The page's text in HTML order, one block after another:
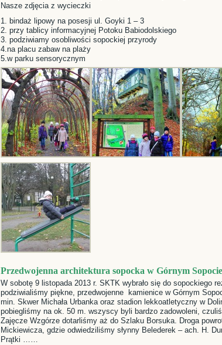
Nasze zdjęcia z wycieczki
1. bindaż lipowy na posesji ul. Goyki 1 – 3
2. przy tablicy informacyjnej Potoku Babiodolskiego
3. podziwiamy osobliwości sopockiej przyrody
4.na placu zabaw na plaży
5.w parku sensorycznym
Przedwojenna architektura sopocka w Górnym
W sobotę 9 listopada 2013 r. SKTK wybrało się do sopockiego
podziwialiśmy piękne, przedwojenne kamienice w Górnym
min. Skwer Michała Urbanka oraz stadion lekkoatletyczny w
pobiegliśmy na ok. 50 m. wszyscy byli bardzo zadowoleni,
Zajęcze Wzgórze dotarliśmy aż do Szlaku Borsuka. Droga
Mickiewicza, gdzie odwiedziliśmy słynny Belederek – ach. H.
Prątki ……